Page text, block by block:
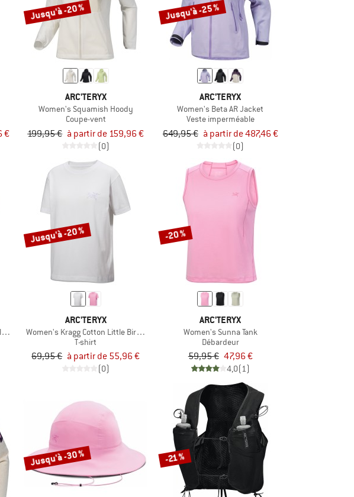
€
Jusqu'à -20 %
ARC'TERYX
Women's Squamish Hoody
Coupe-vent
199,95 € à partir de 159,96 €
(0)
Jusqu'à -25 %
ARC'TERYX
Women's Beta AR Jacket
Veste imperméable
649,95 € à partir de 487,46 €
(0)
Crew S/S
Jusqu'à -20 %
ARC'TERYX
Women's Kragg Cotton Little Bird Crew S/S
T-shirt
69,95 € à partir de 55,96 €
(0)
-20 %
ARC'TERYX
Women's Sunna Tank
Débardeur
59,95 € 47,96 €
4,0(1)
Jusqu'à -30 % -21 %